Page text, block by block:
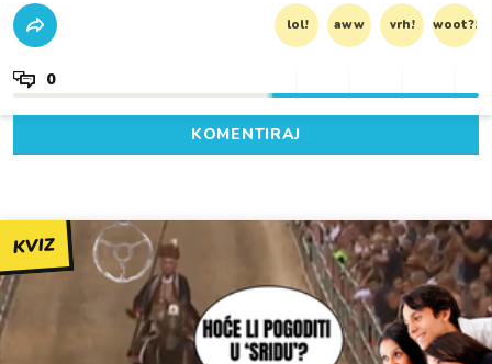
lol! aww vrh! woot?!
0
KOMENTIRAJ
KVIZ